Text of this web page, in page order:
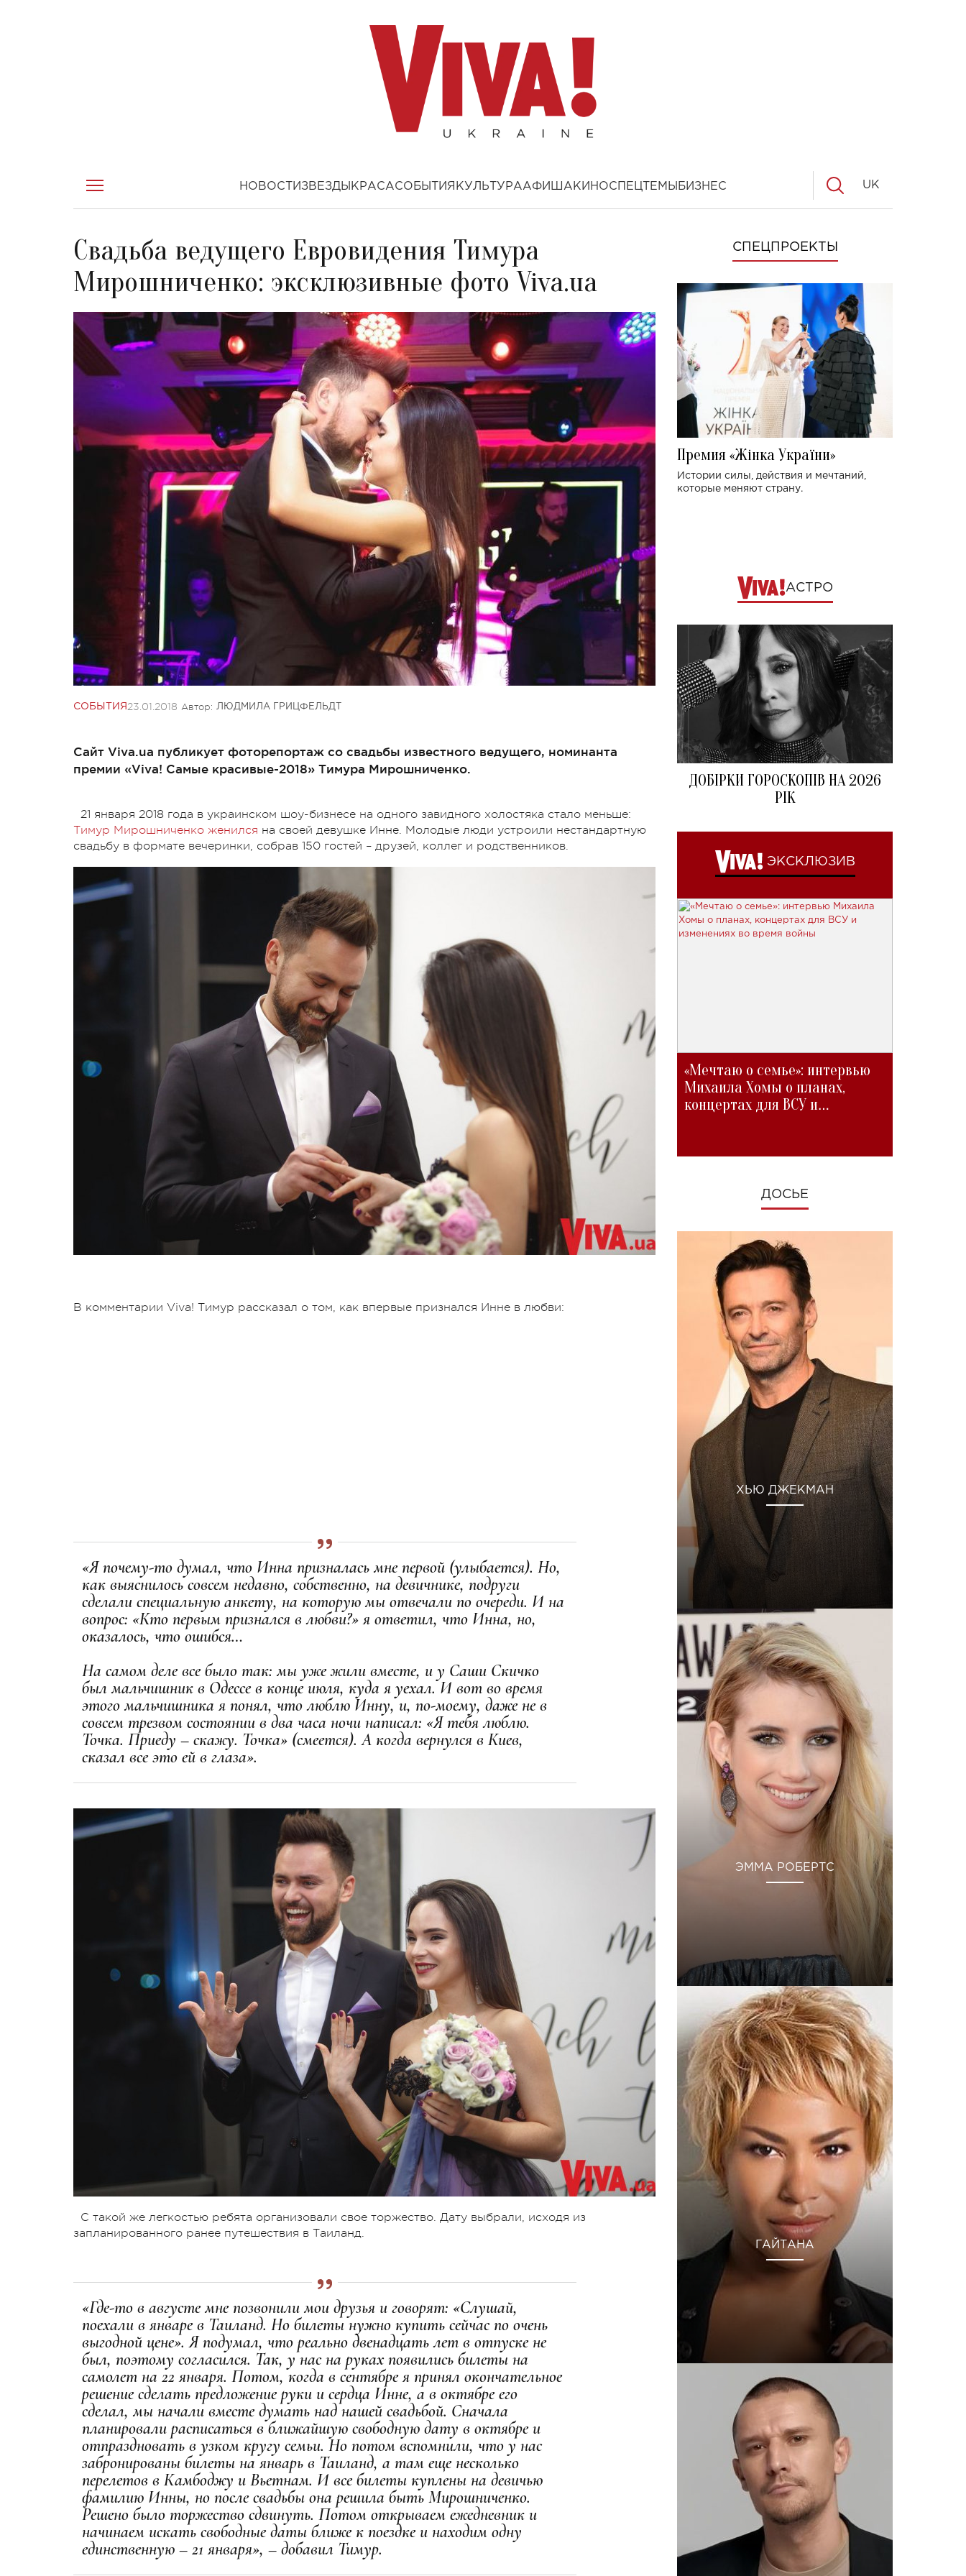
НОВОСТИ ЗВЕЗДЫ КРАСАСОБЫТИЯ КУЛЬТУРААФИША КИНОСПЕЦТЕМЫ БИЗНЕС UK
Свадьба ведущего Евровидения Тимура
Мирошниченко: эксклюзивные фото Viva.ua
СОБЫТИЯ 23.01.2018 Автор: ЛЮДМИЛА ГРИЦФЕЛЬДТ
Сайт Viva.ua публикует фоторепортаж со свадьбы известного ведущего, номинанта
премии «Viva! Самые красивые-2018» Тимура Мирошниченко.
21 января 2018 года в украинском шоу-бизнесе на одного завидного холостяка стало меньше:
Тимур Мирошниченко женился на своей девушке Инне. Молодые люди устроили нестандартную
свадьбу в формате вечеринки, собрав 150 гостей – друзей, коллег и родственников.
В комментарии Viva! Тимур рассказал о том, как впервые признался Инне в любви:
«Я почему-то думал, что Инна призналась мне первой (улыбается). Но,
как выяснилось совсем недавно, собственно, на девичнике, подруги
сделали специальную анкету, на которую мы отвечали по очереди. И на
вопрос: «Кто первым признался в любви?» я ответил, что Инна, но,
оказалось, что ошибся…
На самом деле все было так: мы уже жили вместе, и у Саши Скичко
был мальчишник в Одессе в конце июля, куда я уехал. И вот во время
этого мальчишника я понял, что люблю Инну, и, по-моему, даже не в
совсем трезвом состоянии в два часа ночи написал: «Я тебя люблю.
Точка. Приеду – скажу. Точка» (смеется). А когда вернулся в Киев,
сказал все это ей в глаза».
С такой же легкостью ребята организовали свое торжество. Дату выбрали, исходя из
запланированного ранее путешествия в Таиланд.
«Где-то в августе мне позвонили мои друзья и говорят: «Слушай,
поехали в январе в Таиланд. Но билеты нужно купить сейчас по очень
выгодной цене». Я подумал, что реально двенадцать лет в отпуске не
был, поэтому согласился. Так, у нас на руках появились билеты на
самолет на 22 января. Потом, когда в сентябре я принял окончательное
решение сделать предложение руки и сердца Инне, а в октябре его
сделал, мы начали вместе думать над нашей свадьбой. Сначала
планировали расписаться в ближайшую свободную дату в октябре и
отпраздновать в узком кругу семьи. Но потом вспомнили, что у нас
забронированы билеты на январь в Таиланд, а там еще несколько
перелетов в Камбоджу и Вьетнам. И все билеты куплены на девичью
фамилию Инны, но после свадьбы она решила быть Мирошниченко.
Решено было торжество сдвинуть. Потом открываем ежедневник и
начинаем искать свободные даты ближе к поездке и находим одну
единственную – 21 января», – добавил Тимур.
СПЕЦПРОЕКТЫ
Премия «Жінка України»
Истории силы, действия и мечтаний,
которые меняют страну.
АСТРО
ДОБІРКИ ГОРОСКОПІВ НА 2026
РІК
ЭКСКЛЮЗИВ
«Мечтаю о семье»: интервью
Михаила Хомы о планах,
концертах для ВСУ и
ДОСЬЕ
ХЬЮ ДЖЕКМАН
ЭММА РОБЕРТС
ГАЙТАНА